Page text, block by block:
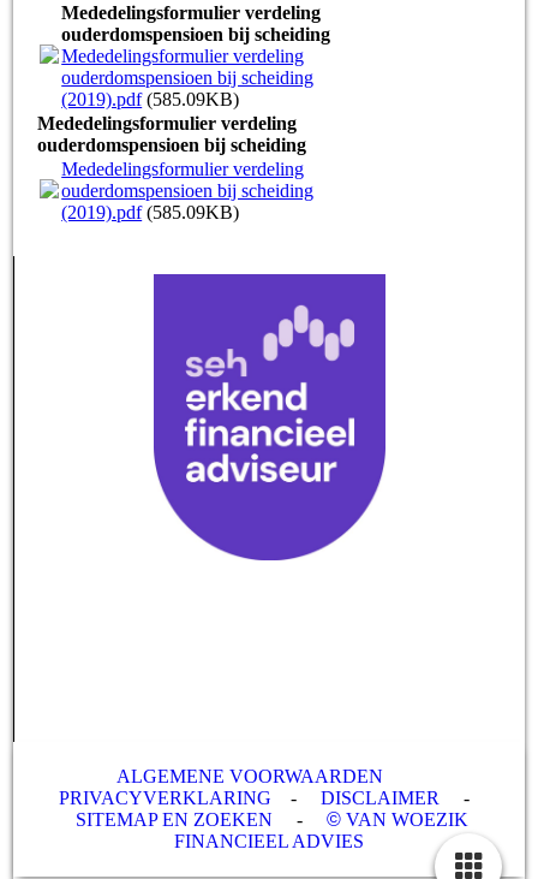
Mededelingsformulier verdeling
ouderdomspensioen bij scheiding
Mededelingsformulier verdeling
ouderdomspensioen bij scheiding
(2019).pdf(585.09KB)
Mededelingsformulier verdeling
ouderdomspensioen bij scheiding
Mededelingsformulier verdeling
ouderdomspensioen bij scheiding
(2019).pdf(585.09KB)
ALGEMENE VOORWAARDEN
PRIVACYVERKLARING - DISCLAIMER -
SITEMAP EN ZOEKEN - © VAN WOEZIK
FINANCIEEL ADVIES